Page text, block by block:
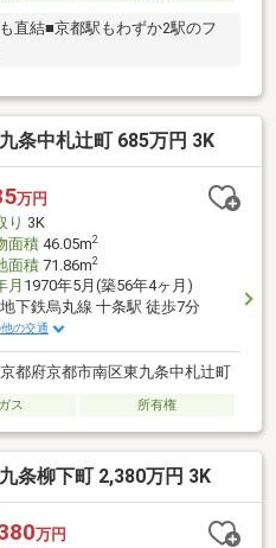
直結■京都駅もわずか2駅のフ
条中札辻町 685万円 3K
万円
り 3K
面積46.05m2
面積71.86m2
月 1970年5月(築56年4ヶ月)
地下鉄烏丸線 十条駅 徒歩7分
の交通
京都府京都市南区東九条中札辻町
ス 所有権
条柳下町 2,380万円 3K
万円